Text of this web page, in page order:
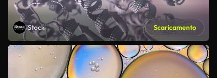
iStock Scaricamento